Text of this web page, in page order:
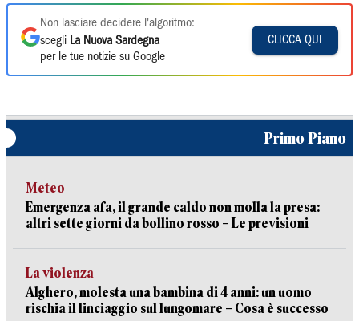
Non lasciare decidere l'algoritmo:
scegli La Nuova Sardegna
per le tue notizie su Google
CLICCA QUI
Primo Piano
Meteo
Emergenza afa, il grande caldo non molla la presa:
altri sette giorni da bollino rosso – Le previsioni
La violenza
Alghero, molesta una bambina di 4 anni: un uomo
rischia il linciaggio sul lungomare – Cosa è successo